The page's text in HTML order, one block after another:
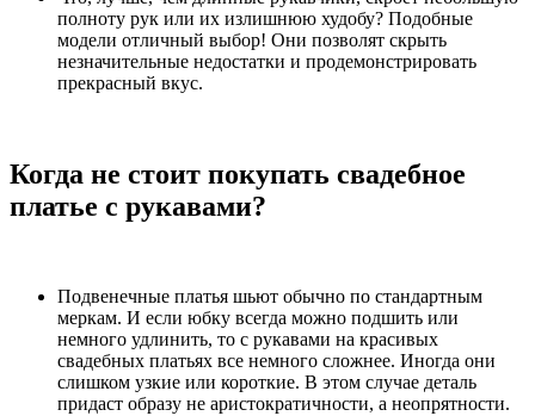
полноту рук или их излишнюю худобу? Подобные
модели отличный выбор! Они позволят скрыть
незначительные недостатки и продемонстрировать
прекрасный вкус.
Когда не стоит покупать свадебное
платье с рукавами?
Подвенечные платья шьют обычно по стандартным
меркам. И если юбку всегда можно подшить или
немного удлинить, то с рукавами на красивых
свадебных платьях все немного сложнее. Иногда они
слишком узкие или короткие. В этом случае деталь
придаст образу не аристократичности, а неопрятности.